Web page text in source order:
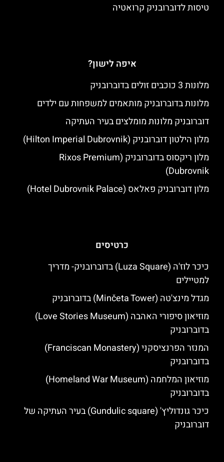
טיסות לדוברובניק קרואטיה
איפה לישון?
מלונות 3 כוכבים זולים בדוברובניק
מלונות בדוברובניק מותאמים למשפחות עם ילדים
דוברובניק מלונות מומלצים בעיר העתיקה
מלון הילטון דוברובניק (Hilton Imperial Dubrovnik)
מלון ריקסוס בדוברובניק (Rixos Premium
Dubrovnik)
מלון דוברובניק פאלאס (Hotel Dubrovnik Palace)
כרטיסים
כיכר לוז'ה (Luza Square) בדוברובניק- מדריך
למטיילים
מגדל מינצ'טה (Minčeta Tower) בדוברובניק
מוזיאון סיפורי האהבה (Love Stories Museum)
בדוברובניק
המנזר הפרנציסקני (Franciscan Monastery)
בדוברובניק
מוזיאון המלחמה (Homeland War Museum)
בדוברובניק
כיכר גונדוליץ' (Gundulic square) בעיר העתיקה של
דוברובניק